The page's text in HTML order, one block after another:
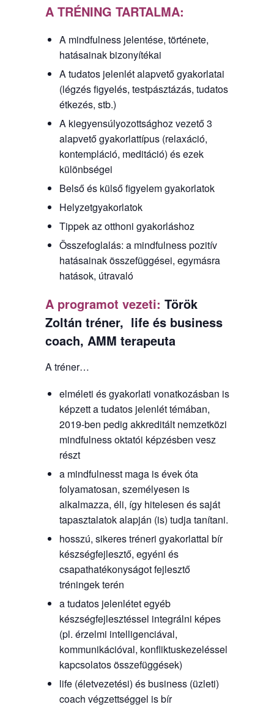
A TRÉNING TARTALMA:
A mindfulness jelentése, története,
hatásainak bizonyítékai
A tudatos jelenlét alapvető gyakorlatai
(légzés figyelés, testpásztázás, tudatos
étkezés, stb.)
A kiegyensúlyozottsághoz vezető 3
alapvető gyakorlattípus (relaxáció,
kontempláció, meditáció) és ezek
különbségei
Belső és külső figyelem gyakorlatok
Helyzetgyakorlatok
Tippek az otthoni gyakorláshoz
Összefoglalás: a mindfulness pozitív
hatásainak összefüggései, egymásra
hatások, útravaló
A programot vezeti: Török
Zoltán tréner, life és business
coach, AMM terapeuta
A tréner…
elméleti és gyakorlati vonatkozásban is
képzett a tudatos jelenlét témában,
2019-ben pedig akkreditált nemzetközi
mindfulness oktatói képzésben vesz
részt
a mindfulnesst maga is évek óta
folyamatosan, személyesen is
alkalmazza, éli, így hitelesen és saját
tapasztalatok alapján (is) tudja tanítani.
hosszú, sikeres tréneri gyakorlattal bír
készségfejlesztő, egyéni és
csapathatékonyságot fejlesztő
tréningek terén
a tudatos jelenlétet egyéb
készségfejlesztéssel integrálni képes
(pl. érzelmi intelligenciával,
kommunikációval, konfliktuskezeléssel
kapcsolatos összefüggések)
life (életvezetési) és business (üzleti)
coach végzettséggel is bír